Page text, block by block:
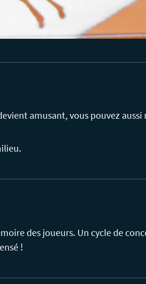
amusant, vous pouvez
des joueurs. Un cycle de
!